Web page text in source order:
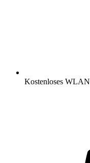
Kostenloses WLAN